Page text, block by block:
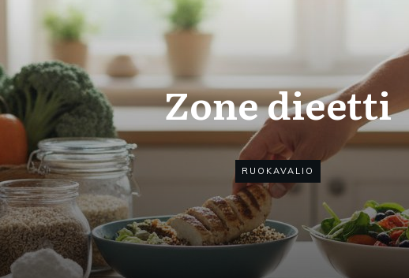
Zone dieetti
RUOKAVALIO